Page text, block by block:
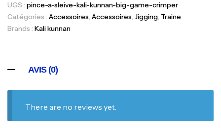
UGS : pince-a-sleive-kali-kunnan-big-game-crimper
Catégories : Accessoires, Accessoires, Jigging, Traine
Brands : Kali kunnan
AVIS (0)
There are no reviews yet.